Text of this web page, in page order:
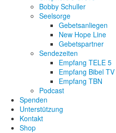
Bobby Schuller
Seelsorge
Gebetsanliegen
New Hope Line
Gebetspartner
Sendezeiten
Empfang TELE 5
Empfang Bibel TV
Empfang TBN
Podcast
Spenden
Unterstützung
Kontakt
Shop